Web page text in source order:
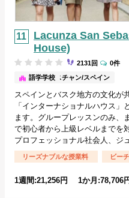
Lacunza San
House)
サンセバスチャン/スペイン
語学学校
2131回 0件
スペインとバスク地方の文化が
「インターナショナルハウス
ます。グループレッスンのみ、
で初心者から上級レベルまでを
プロフェッショナル社会人、ジ
リーズナブルな授業料 ビー
1週間:21,256円 1か月:78,706